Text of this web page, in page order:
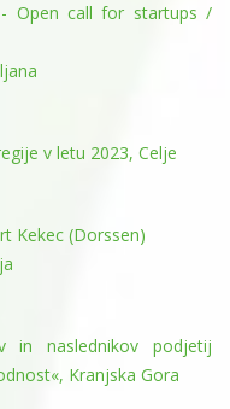
Open call for startups /
v letu 2023, Celje
Kekec (Dorssen)
in naslednikov podjetij
Kranjska Gora